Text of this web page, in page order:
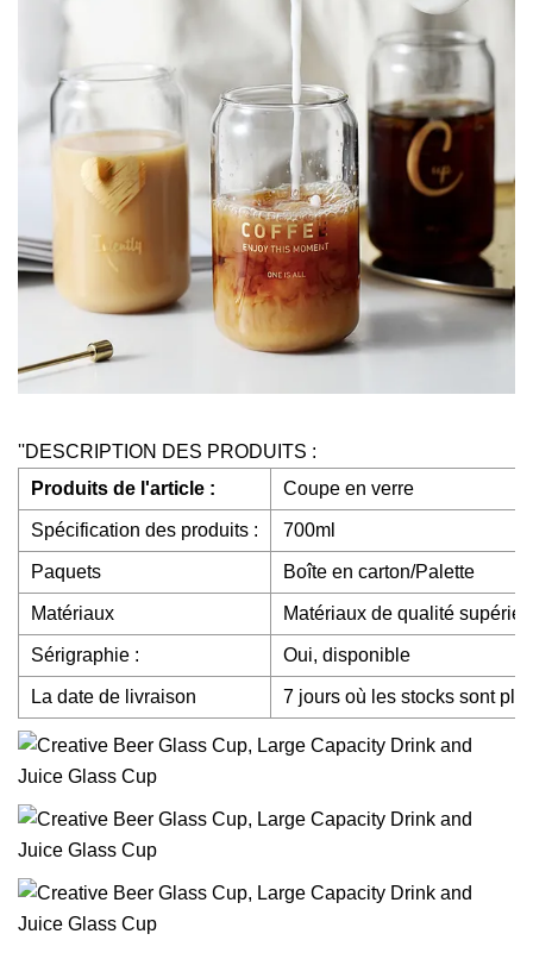
''DESCRIPTION DES PRODUITS :
Produits de l'article :
Coupe en verre
Spécification des produits : 700ml
Paquets Boîte en carton/Palette
Matériaux Matériaux de qualité
Sérigraphie : Oui, disponible
La date de livraison 7 jours où les stocks sont